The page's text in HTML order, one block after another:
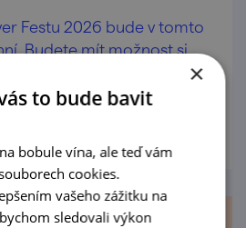
Festu 2026 bude v tomto
Budete mít možnost si
Panského dvora v
×
to bude bavit
bobule vína, ale teď vám
cookies.
vašeho zážitku na
sledovali výkon